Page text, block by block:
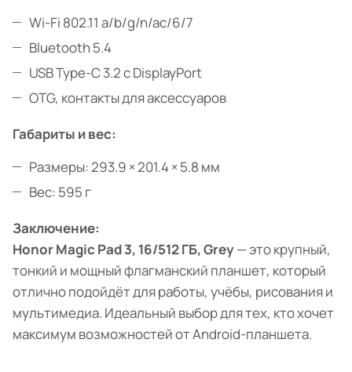
Wi-Fi 802.11 a/b/g/n/ac/6/7
Bluetooth 5.4
USB Type-C 3.2 с DisplayPort
OTG, контакты для аксессуаров
Габариты и вес:
Размеры: 293.9 × 201.4 × 5.8 мм
Вес: 595 г
Заключение:
Honor Magic Pad 3, 16/512 ГБ, Grey— это крупный,
тонкий и мощный флагманский планшет, который
отлично подойдёт для работы, учёбы, рисования и
мультимедиа. Идеальный выбор для тех, кто хочет
максимум возможностей от Android-планшета.